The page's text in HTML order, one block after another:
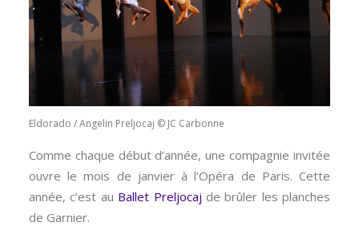
Eldorado / Angelin Preljocaj © JC Carbonne
Comme chaque début d’année, une compagnie invitée
ouvre le mois de janvier à l’Opéra de Paris. Cette
année, c’est au Ballet Preljocaj de brûler les planches
de Garnier.